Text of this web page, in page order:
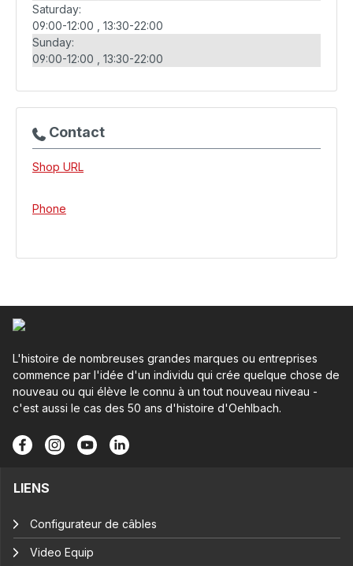
Saturday:
09:00-12:00
13:30-22:00
Sunday:
09:00-12:00
13:30-22:00
Contact
Shop URL
Phone
L'histoire de nombreuses grandes marques ou entreprises
commence par l'idée d'un individu qui crée quelque chose de
nouveau ou qui élève le connu à un tout nouveau niveau -
c'est aussi le cas des 50 ans d'histoire d'Oehlbach.
LIENS
Configurateur de câbles
Video Equip